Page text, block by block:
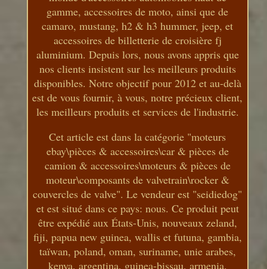
gamme, accessoires de moto, ainsi que de
camaro, mustang, h2 & h3 hummer, jeep, et
accessoires de billetterie de croisière fj
aluminium. Depuis lors, nous avons appris que
nos clients insistent sur les meilleurs produits
disponibles. Notre objectif pour 2012 et au-delà
est de vous fournir, à vous, notre précieux client,
les meilleurs produits et services de l'industrie.
Cet article est dans la catégorie "moteurs
ebay\pièces & accessoires\car & pièces de
camion & accessoires\moteurs & pièces de
moteur\composants de valvetrain\rocker &
couvercles de valve". Le vendeur est "seidiedog"
et est situé dans ce pays: nous. Ce produit peut
être expédié aux États-Unis, nouveaux zeland,
fiji, papua new guinea, wallis et futuna, gambia,
taïwan, poland, oman, suriname, unie arabes,
kenya, argentina, guinea-bissau, armenia,